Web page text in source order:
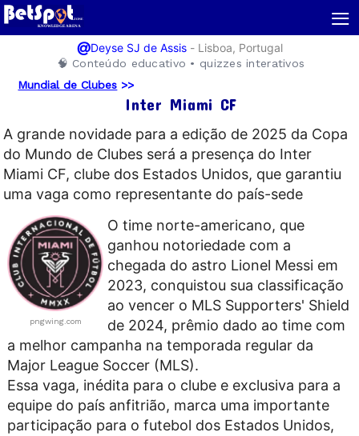
≡
@Deyse SJ de Assis- Lisboa, Portugal
🧠 Conteúdo educativo • quizzes interativos
Mundial de Clubes >>
Inter Miami CF
A grande novidade para a edição de 2025 da Copa
do Mundo de Clubes será a presença do Inter
Miami CF, clube dos Estados Unidos, que garantiu
uma vaga como representante do país-sede
pngwing.com
O time norte-americano, que
ganhou notoriedade com a
chegada do astro Lionel Messi em
2023, conquistou sua classificação
ao vencer o MLS Supporters' Shield
de 2024, prêmio dado ao time com
a melhor campanha na temporada regular da
Major League Soccer (MLS).
Essa vaga, inédita para o clube e exclusiva para a
equipe do país anfitrião, marca uma importante
participação para o futebol dos Estados Unidos,